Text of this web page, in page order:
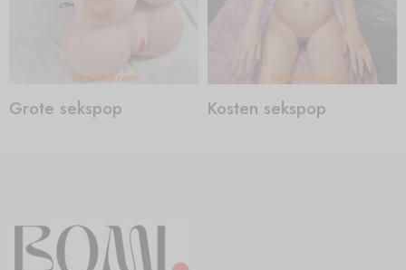
Grote sekspop Kosten sekspop